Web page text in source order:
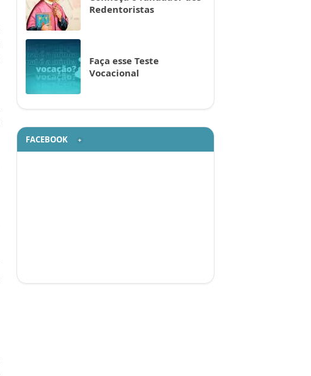
Redentoristas
Faça esse Teste
Vocacional
FACEBOOK